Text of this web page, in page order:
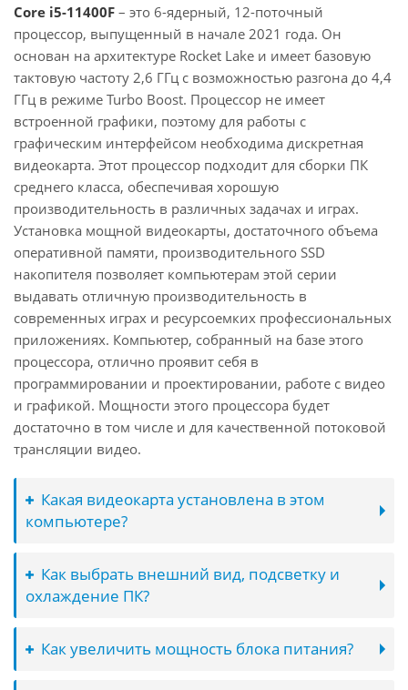
Core i5-11400F – это 6-ядерный, 12-поточный
процессор, выпущенный в начале 2021 года. Он
основан на архитектуре Rocket Lake и имеет базовую
тактовую частоту 2,6 ГГц с возможностью разгона до 4,4
ГГц в режиме Turbo Boost. Процессор не имеет
встроенной графики, поэтому для работы с
графическим интерфейсом необходима дискретная
видеокарта. Этот процессор подходит для сборки ПК
среднего класса, обеспечивая хорошую
производительность в различных задачах и играх.
Установка мощной видеокарты, достаточного объема
оперативной памяти, производительного SSD
накопителя позволяет компьютерам этой серии
выдавать отличную производительность в
современных играх и ресурсоемких профессиональных
приложениях. Компьютер, собранный на базе этого
процессора, отлично проявит себя в
программировании и проектировании, работе с видео
и графикой. Мощности этого процессора будет
достаточно в том числе и для качественной потоковой
трансляции видео.
Какая видеокарта установлена в этом
компьютере?
Как выбрать внешний вид, подсветку и
охлаждение ПК?
Как увеличить мощность блока питания?